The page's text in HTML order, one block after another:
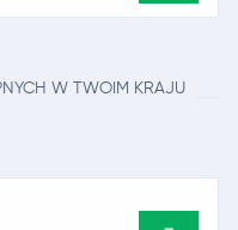
W TWOIM KRAJU